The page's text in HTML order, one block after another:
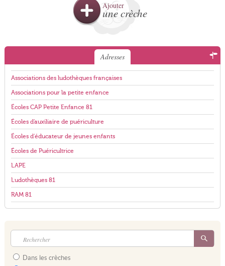
Ajouter
une crèche
Adresses
Associations des ludothèques françaises
Associations pour la petite enfance
Écoles CAP Petite Enfance 81
Écoles d'auxiliaire de puériculture
Écoles d'éducateur de jeunes enfants
Écoles de Puéricultrice
LAPE
Ludothèques 81
RAM 81
Dans les crèches